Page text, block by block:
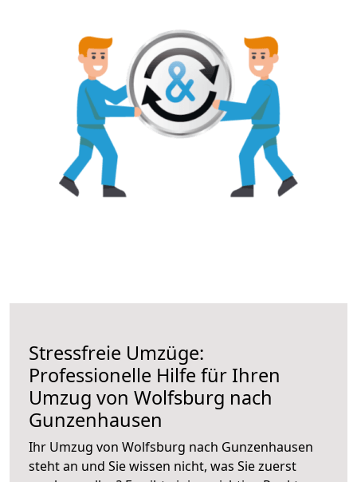
Stressfreie Umzüge:
Professionelle Hilfe für Ihren
Umzug von Wolfsburg nach
Gunzenhausen
Ihr Umzug von Wolfsburg nach Gunzenhausen
steht an und Sie wissen nicht, was Sie zuerst